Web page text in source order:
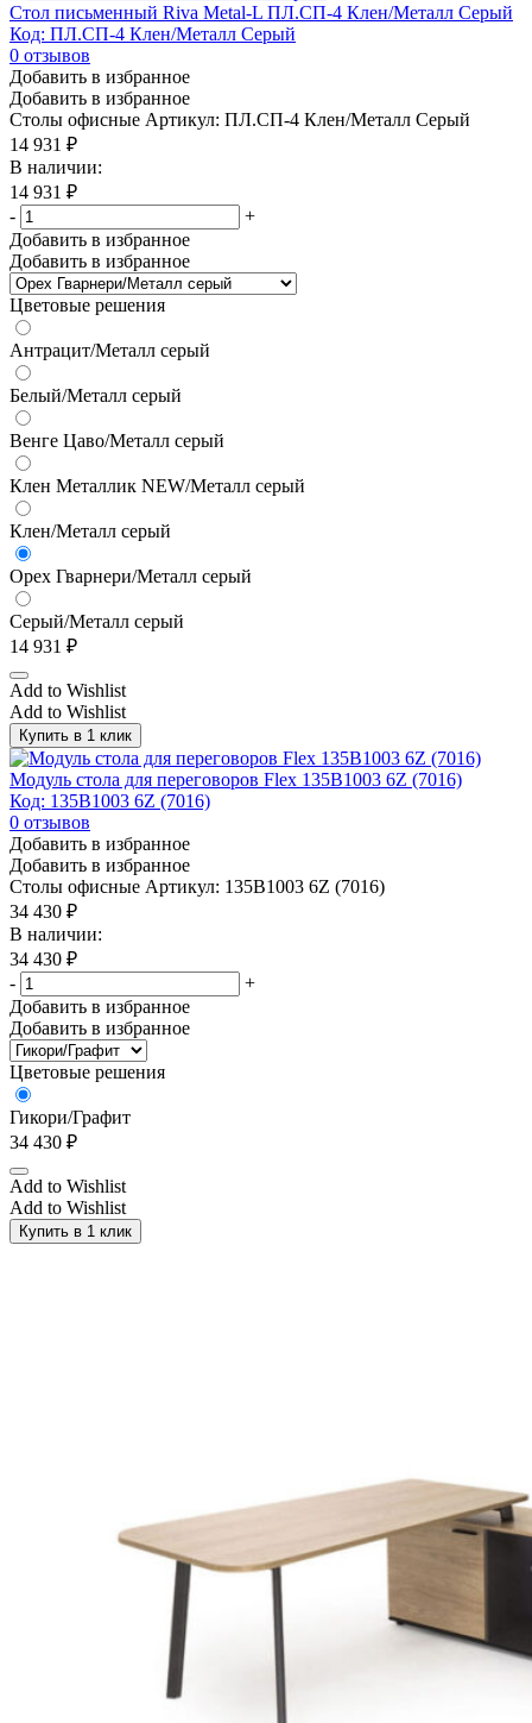
Стол письменный Riva Metal-L ПЛ.СП-4 Клен/Металл Серый
Код: ПЛ.СП-4 Клен/Металл Серый
0 отзывов
Добавить в избранное
Добавить в избранное
Столы офисные Артикул: ПЛ.СП-4 Клен/Металл Серый
14 931 ₽
В наличии:
14 931 ₽
-
+
Добавить в избранное
Добавить в избранное
Цветовые решения
Антрацит/Металл серый
Белый/Металл серый
Венге Цаво/Металл серый
Клен Металлик NEW/Металл серый
Клен/Металл серый
Орех Гварнери/Металл серый
Серый/Металл серый
14 931 ₽
Add to Wishlist
Add to Wishlist
Купить в 1 клик
Модуль стола для переговоров Flex 135B1003 6Z (7016)
Код: 135B1003 6Z (7016)
0 отзывов
Добавить в избранное
Добавить в избранное
Столы офисные Артикул: 135B1003 6Z (7016)
34 430 ₽
В наличии:
34 430 ₽
-
+
Добавить в избранное
Добавить в избранное
Цветовые решения
Гикори/Графит
34 430 ₽
Add to Wishlist
Add to Wishlist
Купить в 1 клик